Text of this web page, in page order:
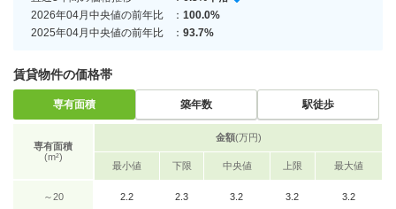
2026年04月中央値の前年比
： 100.0%
2025年04月中央値の前年比
： 93.7%
賃貸物件の価格帯
専有面積 築年数 駅徒歩
専有面積
(m²)
金額(万円)
最小値 下限 中央値 上限 最大値
～20 2.2 2.3 3.2 3.2 3.2